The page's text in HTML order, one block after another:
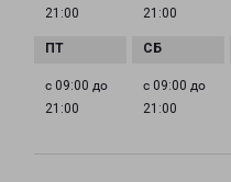
21:00
21:00
с 09:00 до
21:00
с 09:00 до
21:00